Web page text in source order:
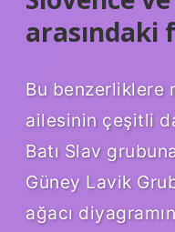
arasındaki
Bu benzerliklere
ailesinin çeşitli
Batı Slav
Güney Lavik
ağacı